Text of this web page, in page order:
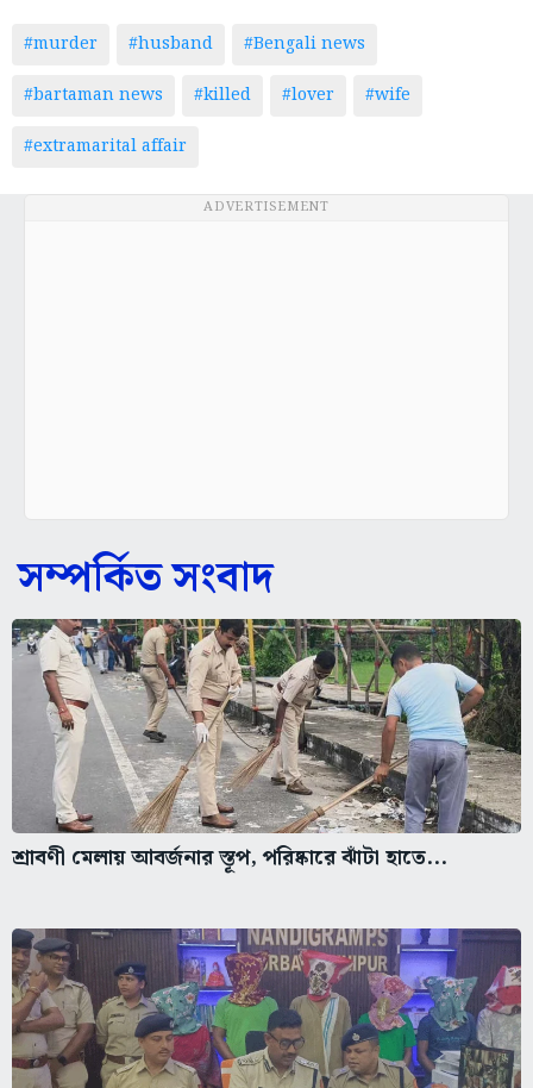
#murder #husband
#Bengali news
#bartaman news
#killed #lover
#wife
#extramarital affair
ADVERTISEMENT
সম্পর্কিত সংবাদ
শ্রাবণী মেলায় আবর্জনার স্তূপ, পরিষ্কারে ঝাঁটা হাতে...